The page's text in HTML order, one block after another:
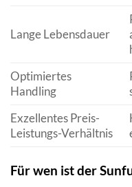
Lange Lebensdauer
Optimiertes
Handling
Exzellentes Preis-
Leistungs-Verhältnis
Für wen ist der